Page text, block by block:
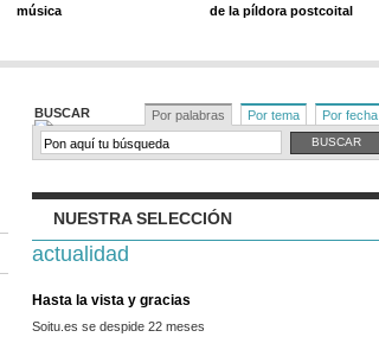
música
de la píldora postcoital
BUSCAR Por palabras Por tema Por fecha
NUESTRA SELECCIÓN
actualidad
Hasta la vista y gracias
Soitu.es se despide 22 meses